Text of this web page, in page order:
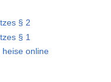
§ 2
§ 1
heise online